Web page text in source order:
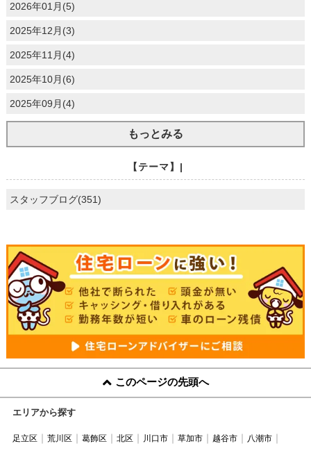
2026年01月(5)
2025年12月(3)
2025年11月(4)
2025年10月(6)
2025年09月(4)
もっとみる
【テーマ】|
スタッフブログ(351)
このページの先頭へ
エリアから探す
足立区 荒川区 葛飾区 北区 川口市 草加市 越谷市 八潮市